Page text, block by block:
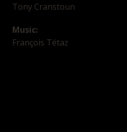
Tony Cranstoun
Music:
François Tétaz